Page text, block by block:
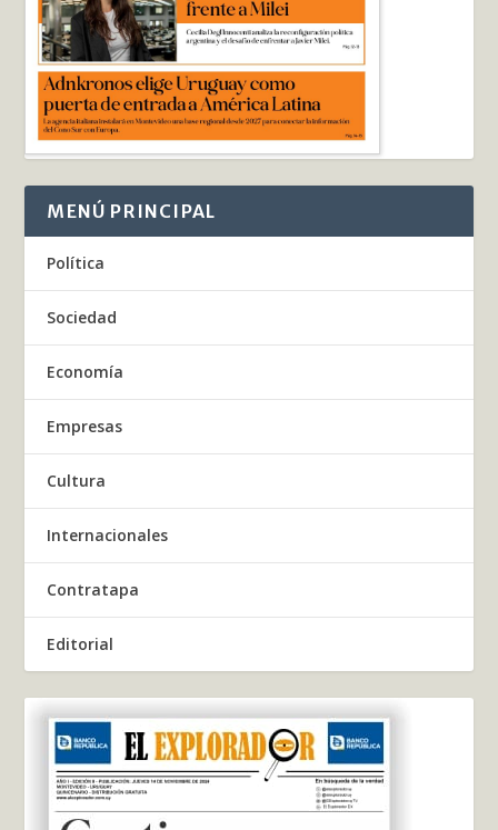
MENÚ PRINCIPAL
Política
Sociedad
Economía
Empresas
Cultura
Internacionales
Contratapa
Editorial